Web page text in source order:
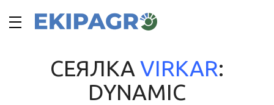
СЕЯЛКА VIRKAR:
DYNAMIC